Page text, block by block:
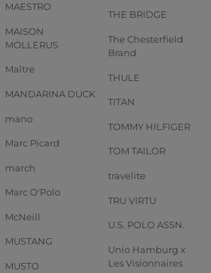
MAESTRO
MAISON
MOLLERUS
Maître
MANDARINA DUCK
mano
Marc Picard
march
Marc O'Polo
McNeill
MUSTANG
MUSTO
THE BRIDGE
The Chesterfield
Brand
THULE
TITAN
TOMMY HILFIGER
TOM TAILOR
travelite
TRU VIRTU
U.S. POLO ASSN.
Unio Hamburg x
Les Visionnaires